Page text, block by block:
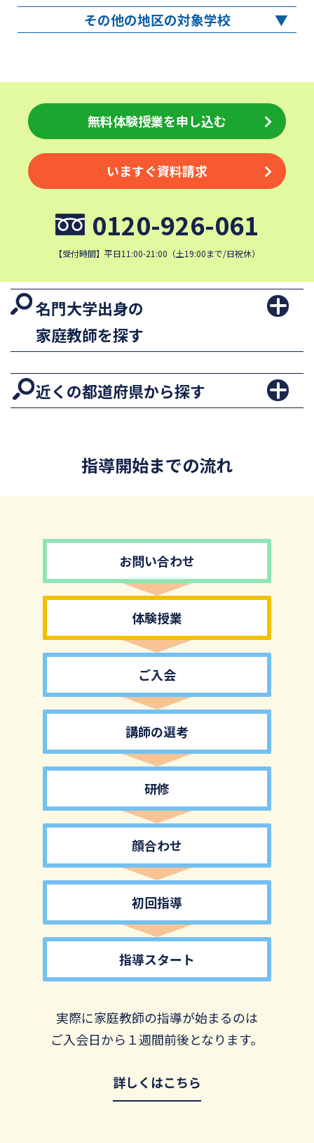
その他の地区の対象学校
無料体験授業を申し込む
いますぐ資料請求
0120-926-061
【受付時間】平日11:00-21:00（土19:00まで/日祝休）
名門大学出身の
家庭教師を探す
近くの都道府県から探す
指導開始までの流れ
お問い合わせ
体験授業
ご入会
講師の選考
研修
顔合わせ
初回指導
指導スタート
実際に家庭教師の指導が始まるのは
ご入会日から１週間前後となります。
詳しくはこちら